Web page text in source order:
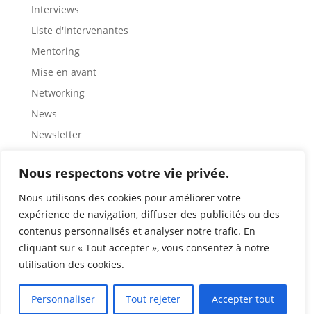
Nous respectons votre vie privée.
Nous utilisons des cookies pour améliorer votre
expérience de navigation, diffuser des publicités ou des
contenus personnalisés et analyser notre trafic. En
cliquant sur « Tout accepter », vous consentez à notre
utilisation des cookies.
Personnaliser Tout rejeter Accepter tout
Interviews
Liste d'intervenantes
Mentoring
Mise en avant
Networking
News
Newsletter
Rencontre
Représentation
Ressources
Retour d'expérience
Role modèles